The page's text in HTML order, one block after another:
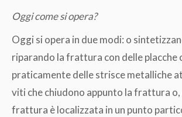
Oggi come si opera?
Oggi si opera in due modi: o
riparando la frattura con delle placche
praticamente delle strisce metalliche
viti che chiudono appunto la frattura o,
frattura è localizzata in un punto